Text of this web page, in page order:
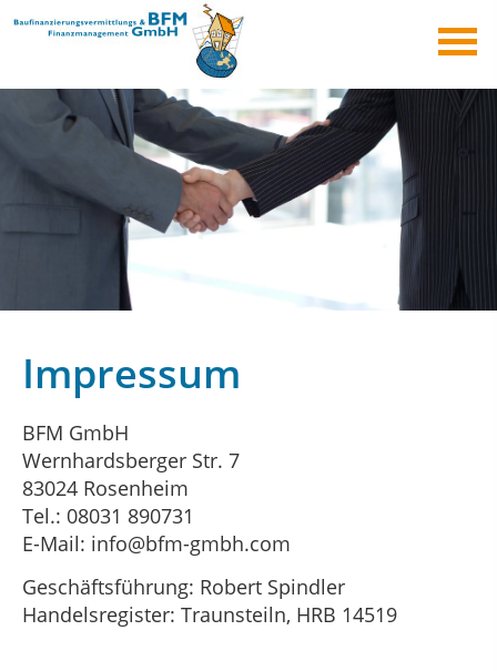
Impressum
BFM GmbH
Wernhardsberger Str. 7
83024 Rosenheim
Tel.: 08031 890731
E-Mail: info@bfm-gmbh.com
Geschäftsführung: Robert Spindler
Handelsregister: Traunsteiln, HRB 14519